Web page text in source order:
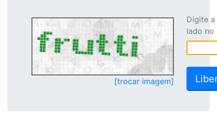
[trocar imagem]
Digite
lado no